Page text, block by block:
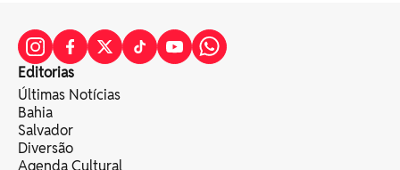
Editorias
Últimas Notícias
Bahia
Salvador
Diversão
Agenda Cultural